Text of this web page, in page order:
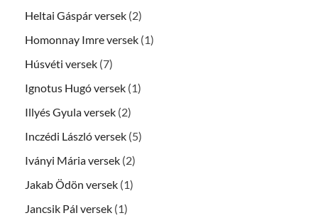
Heltai Gáspár versek (2)
Homonnay Imre versek (1)
Húsvéti versek (7)
Ignotus Hugó versek (1)
Illyés Gyula versek (2)
Inczédi László versek (5)
Iványi Mária versek (2)
Jakab Ödön versek (1)
Jancsik Pál versek (1)